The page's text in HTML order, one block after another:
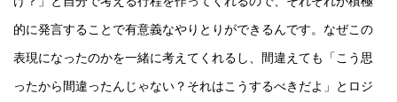
的に発言することで有意義なやりとりができるんです。なぜこの
表現になったのかを一緒に考えてくれるし、間違えても「こう思
ったから間違ったんじゃない？それはこうするべきだよ」とロジ